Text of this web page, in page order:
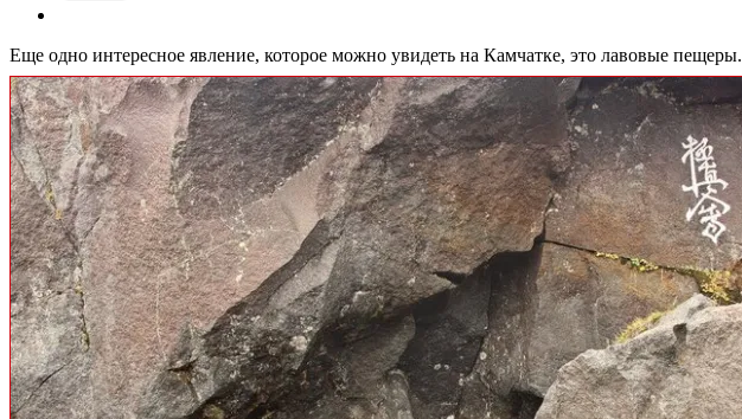
Еще одно интересное явление, которое можно увидеть на Камчатке, это лавовые пещеры.